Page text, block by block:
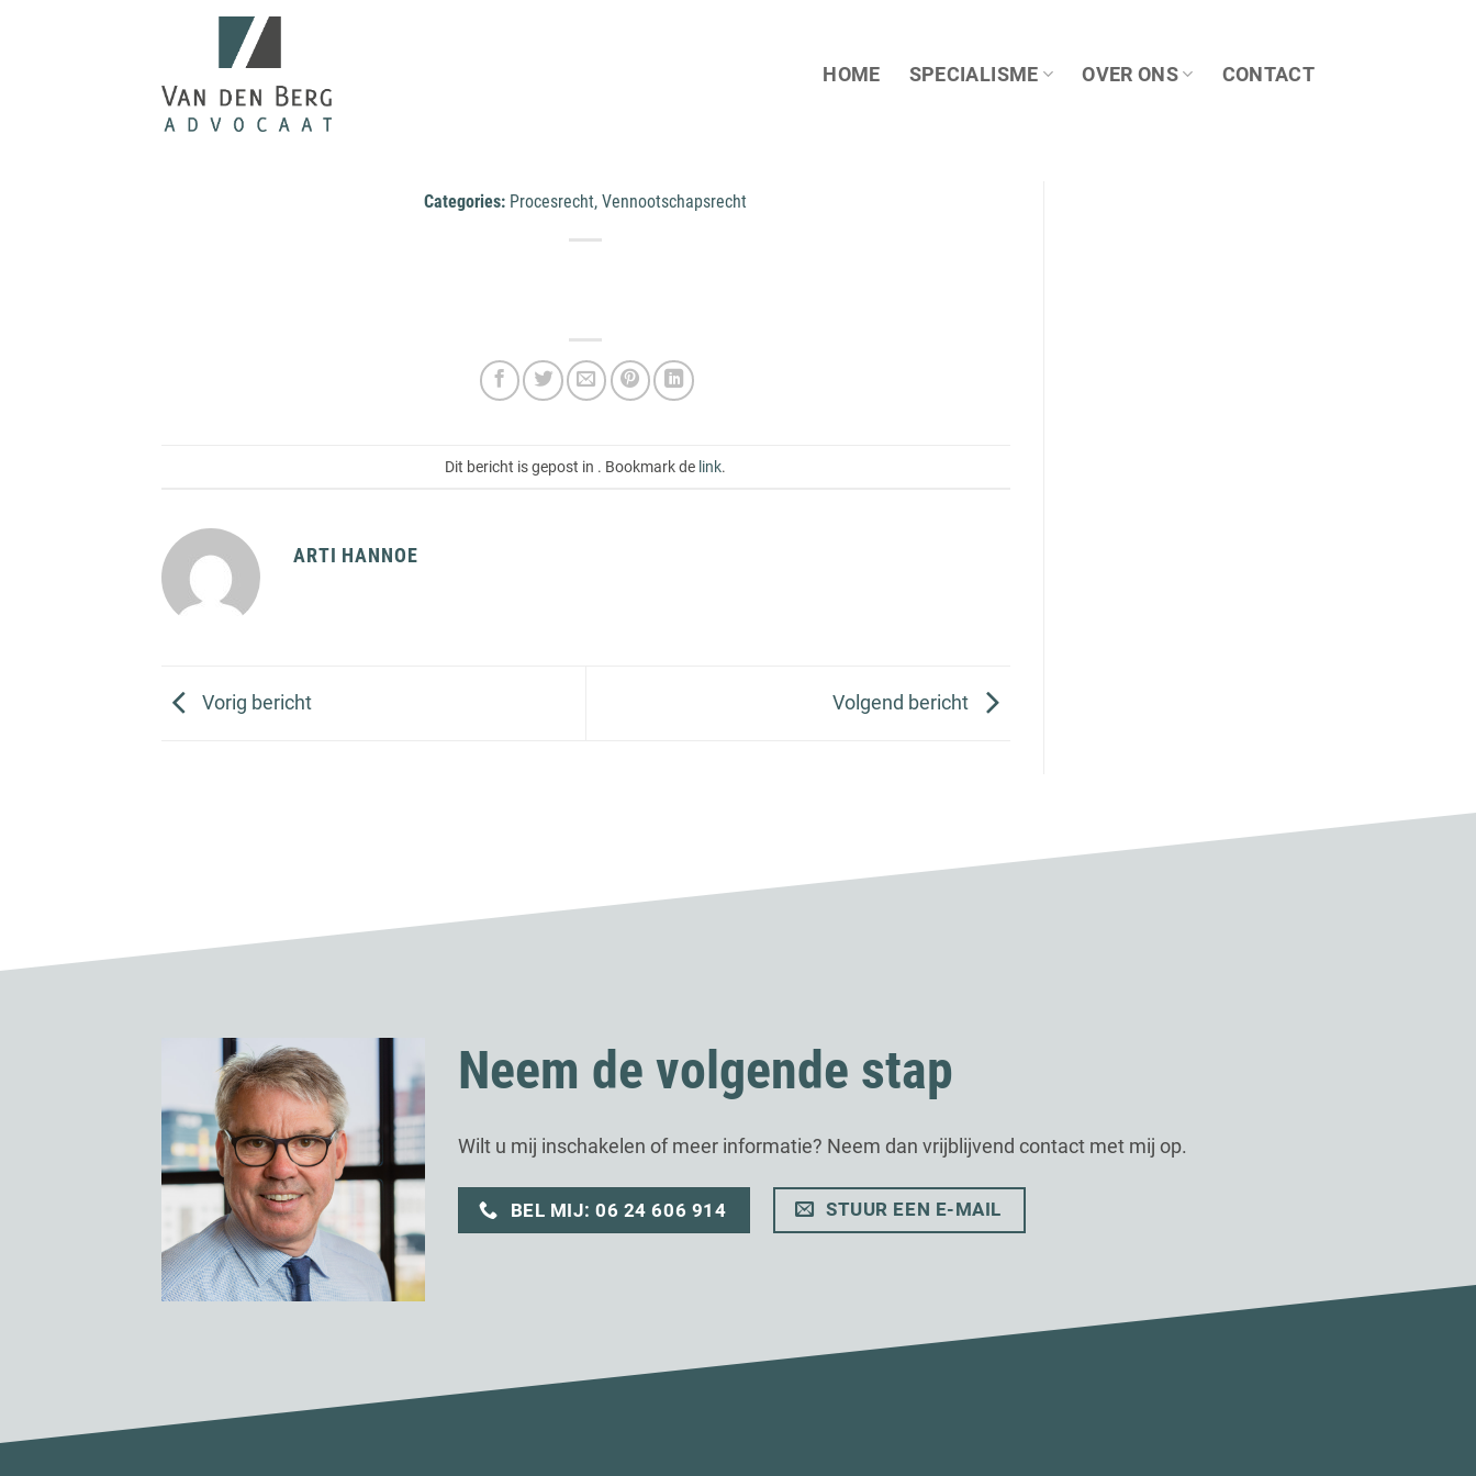
HOME SPECIALISME OVER ONS CONTACT
Categories: Procesrecht, Vennootschapsrecht
Dit bericht is gepost in . Bookmark de link.
ARTI HANNOE
Vorig bericht Volgend bericht
Neem de volgende stap
Wilt u mij inschakelen of meer informatie? Neem dan vrijblijvend contact met mij op.
BEL MIJ: 06 24 606 914 STUUR EEN E-MAIL